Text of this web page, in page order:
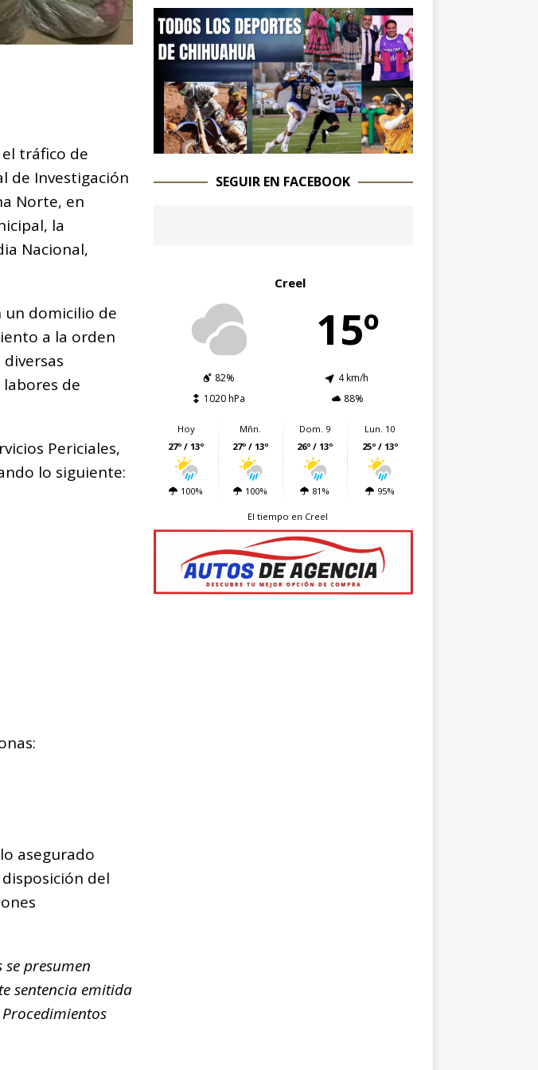
tráfico de
de Investigación
Norte, en
la
Nacional,
un domicilio de
a la orden
de
Periciales,
lo siguiente:
asegurado
del
presumen
sentencia emitida
SEGUIR EN FACEBOOK
Creel
15º
82%
4 km/h
1020 hPa
88%
Hoy
27º / 13º
100%
Mñn.
27º / 13º
100%
Dom. 9
26º / 13º
81%
Lun. 10
25º / 13º
95%
El tiempo en Creel